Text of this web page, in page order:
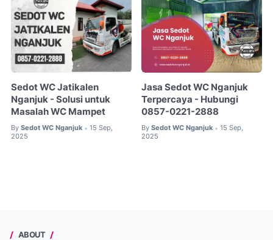
Sedot WC Jatikalen
Nganjuk - Solusi untuk
Masalah WC Mampet
By Sedot WC Nganjuk • 15 Sep,
2025
Jasa Sedot WC Nganjuk
Terpercaya - Hubungi
0857-0221-2888
By Sedot WC Nganjuk • 15 Sep,
2025
ABOUT